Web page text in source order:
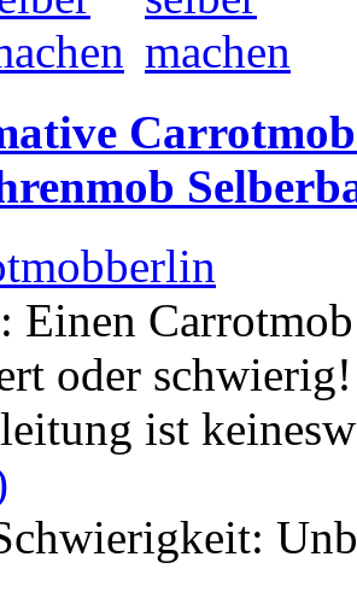
Einen
oder
ist